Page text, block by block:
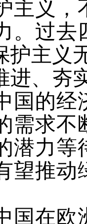
主义
。过
护主义
、夯实
的经济
需求不
潜力等
望推动
在欧洲